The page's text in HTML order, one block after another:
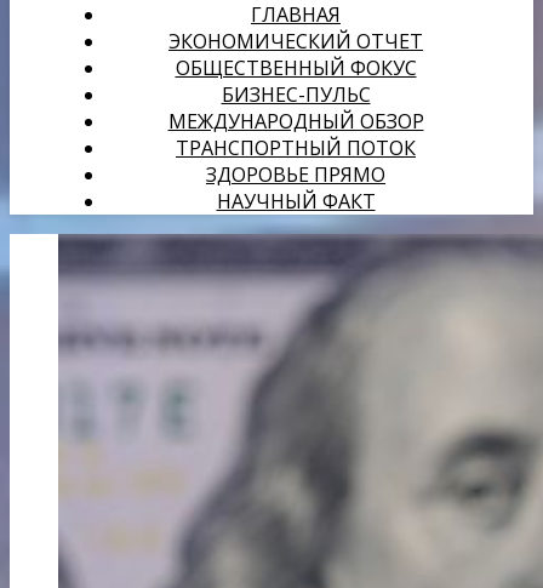
ГЛАВНАЯ
ЭКОНОМИЧЕСКИЙ ОТЧЕТ
ОБЩЕСТВЕННЫЙ ФОКУС
БИЗНЕС-ПУЛЬС
МЕЖДУНАРОДНЫЙ ОБЗОР
ТРАНСПОРТНЫЙ ПОТОК
ЗДОРОВЬЕ ПРЯМО
НАУЧНЫЙ ФАКТ